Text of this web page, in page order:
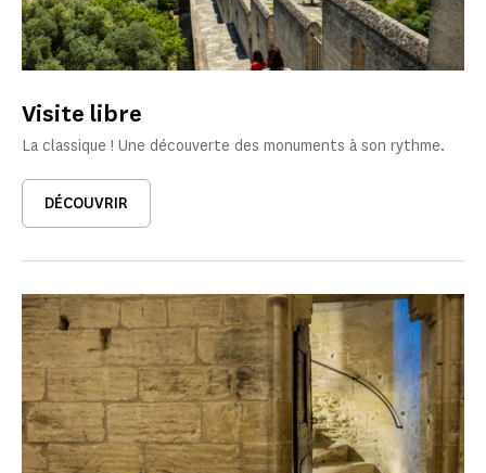
Visite libre
La classique ! Une découverte des monuments à son rythme.
DÉCOUVRIR